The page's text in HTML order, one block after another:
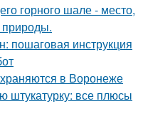
горного шале - место,
природы.
пошаговая инструкция
в Воронеже
штукатурку: все плюсы